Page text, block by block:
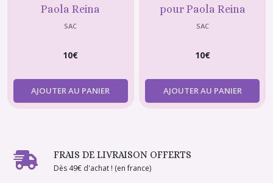
Paola Reina
SAC
10€
AJOUTER AU PANIER
pour Paola Reina
SAC
10€
AJOUTER AU PANIER
FRAIS DE LIVRAISON OFFERTS
Dès 49€ d'achat ! (en france)